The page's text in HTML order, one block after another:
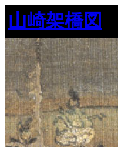
ス
キ
ッ
プ
山崎架橋図